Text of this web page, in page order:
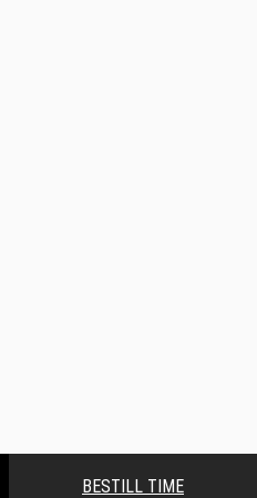
BESTILL TIME